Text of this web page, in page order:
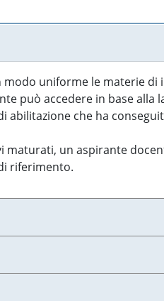
uniforme le materie di
può accedere in base alla
abilitazione che ha
un aspirante
riferimento.